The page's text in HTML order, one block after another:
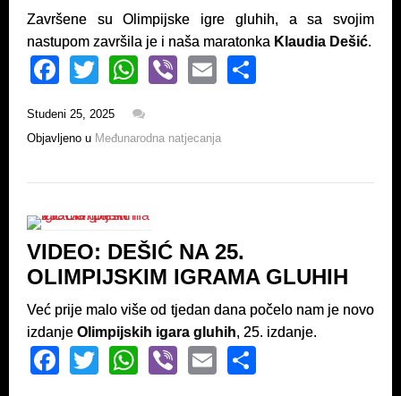
Završene su Olimpijske igre gluhih, a sa svojim
nastupom završila je i naša maratonka Klaudia Dešić.
F
c
e
b
o
o
k
T
tt
er
W
at
s
A
p
p
Vi
er
E
Studeni 25, 2025
Objavljeno u Međunarodna natjecanja
VIDEO: DEŠIĆ NA 25.
OLIMPIJSKIM IGRAMA GLUHIH
Već prije malo više od tjedan dana počelo nam je novo
izdanje Olimpijskih igara gluhih, 25. izdanje.
F
T
W
Vi
E